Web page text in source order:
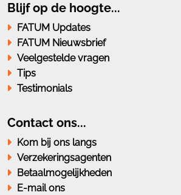
Blijf op de hoogte...
FATUM Updates
FATUM Nieuwsbrief
Veelgestelde vragen
Tips
Testimonials
Contact ons...
Kom bij ons langs
Verzekeringsagenten
Betaalmogelijkheden
E-mail ons